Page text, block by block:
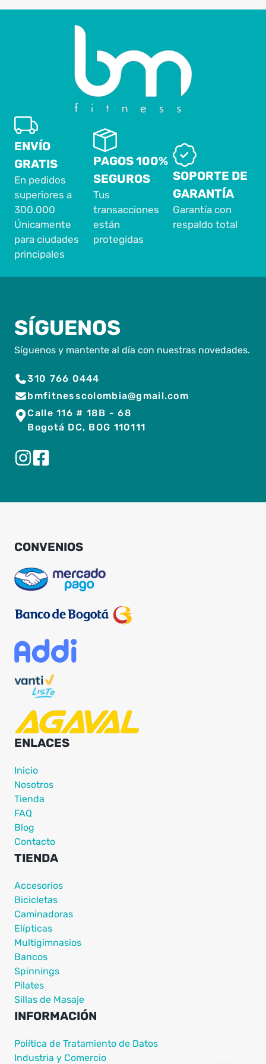
ENVÍO
GRATIS
En pedidos
superiores a
300.000
Únicamente
para ciudades
principales
PAGOS 100%
SEGUROS
Tus
transacciones
están
protegidas
SOPORTE DE
GARANTÍA
Garantía con
respaldo total
SÍGUENOS
Síguenos y mantente al día con nuestras novedades.
310 766 0444
bmfitnesscolombia@gmail.com
Calle 116 # 18B - 68
Bogotá DC, BOG 110111
CONVENIOS
ENLACES
Inicio
Nosotros
Tienda
FAQ
Blog
Contacto
TIENDA
Accesorios
Bicicletas
Caminadoras
Elípticas
Multigimnasios
Bancos
Spinnings
Pilates
Sillas de Masaje
INFORMACIÓN
Política de Tratamiento de Datos
Industria y Comercio